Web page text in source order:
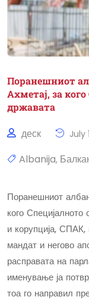
Поранешниот
Ахметај, за
државата
деск July
Albanija,
Поранешниот
кого Специјалното
и корупција,
мандат и негово
расправата на
именување ја
тоа го направил